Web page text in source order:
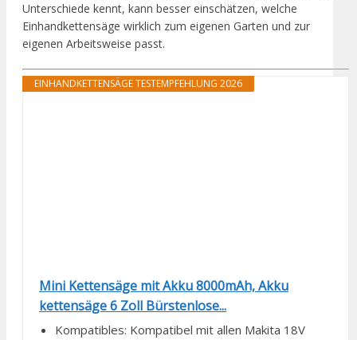
Unterschiede kennt, kann besser einschätzen, welche
Einhandkettensäge wirklich zum eigenen Garten und zur
eigenen Arbeitsweise passt.
EINHANDKETTENSÄGE TESTEMPFEHLUNG 2026
Mini Kettensäge mit Akku 8000mAh, Akku
kettensäge 6 Zoll Bürstenlose...
Kompatibles: Kompatibel mit allen Makita 18V